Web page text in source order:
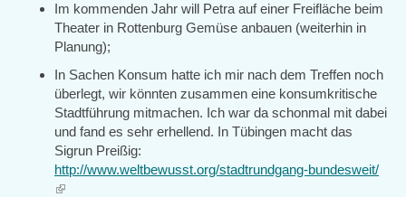
Im kommenden Jahr will Petra auf einer Freifläche beim
Theater in Rottenburg Gemüse anbauen (weiterhin in
Planung);
In Sachen Konsum hatte ich mir nach dem Treffen noch
überlegt, wir könnten zusammen eine konsumkritische
Stadtführung mitmachen. Ich war da schonmal mit dabei
und fand es sehr erhellend. In Tübingen macht das
Sigrun Preißig:
http://www.weltbewusst.org/stadtrundgang-bundesweit/
(link